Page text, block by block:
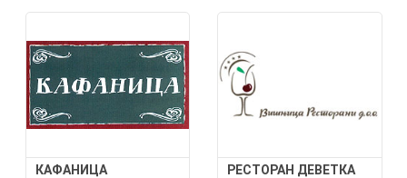
КАФАНИЦА РЕСТОРАН ДЕВЕТКА